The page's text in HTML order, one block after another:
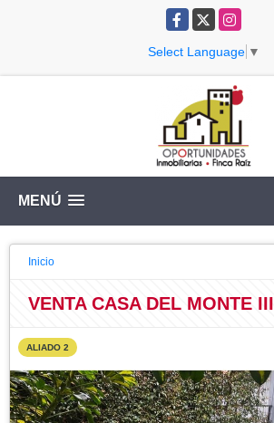
Facebook
X Instagram
Select Language ▼
MENÚ
Inicio
VENTA CASA DEL MONTE III
ALIADO 2